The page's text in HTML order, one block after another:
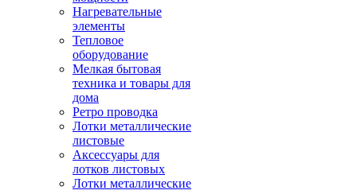
Нагревательные
элементы
Тепловое
оборудование
Мелкая бытовая
техника и товары для
дома
Ретро проводка
Лотки металлические
листовые
Аксессуары для
лотков листовых
Лотки металлические